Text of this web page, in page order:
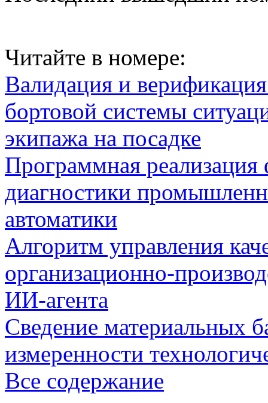
Читайте в номере:
Валидация и
бортовой системы
экипажа на посадке
Программная
диагностики
автоматики
Алгоритм управления
организационно-
ИИ-агента
Сведение материальных
измеренности
Все содержание